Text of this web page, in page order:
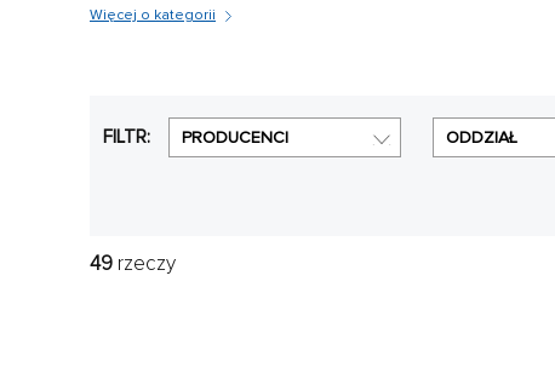
Więcej o kategorii
przyczepiać różne przyczepy, w tym pług. Inną
FILTR: PRODUCENCI ODDZIAŁ
49 rzeczy